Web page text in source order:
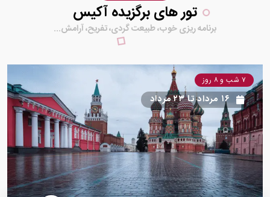
تور های برگزیده آکیس
برنامه ریزی خوب، طبیعت گردی، تفریح، آرامش...
۷ شب و ۸ روز
۱۶ مرداد تا۲۳ مرداد